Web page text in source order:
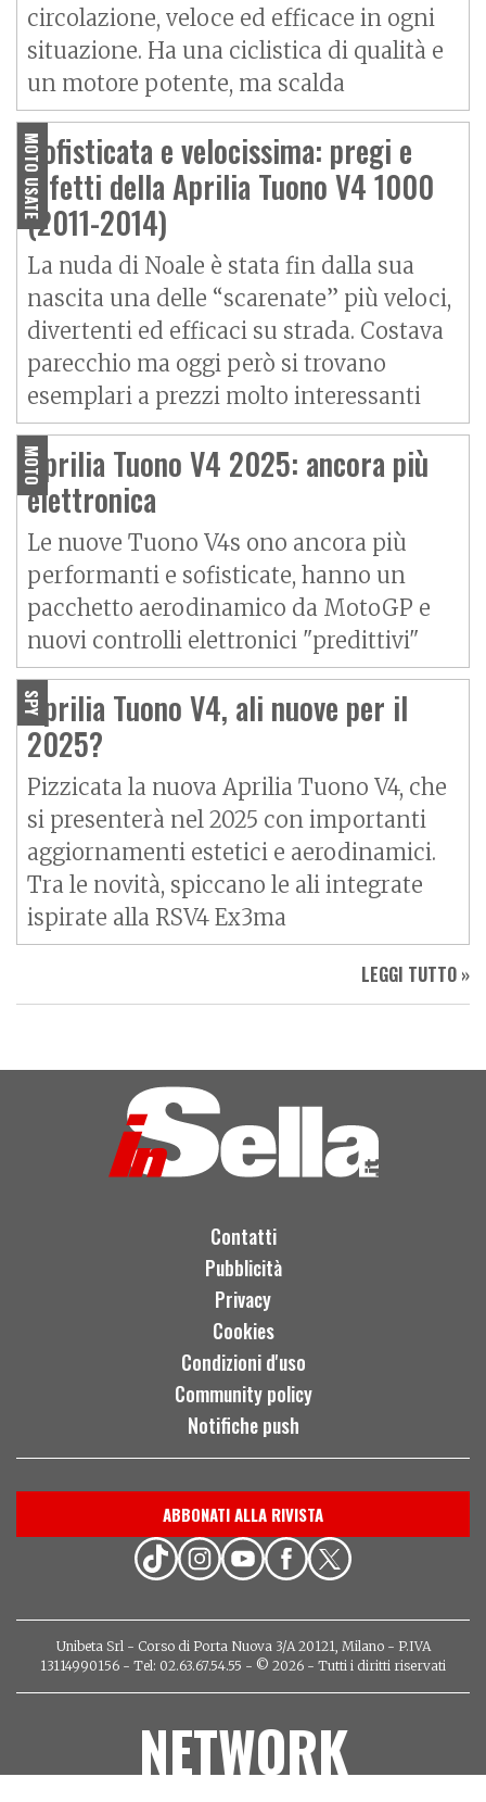
circolazione, veloce ed efficace in ogni
situazione. Ha una ciclistica di qualità e
un motore potente, ma scalda
MOTO USATE
Sofisticata e velocissima: pregi e
difetti della Aprilia Tuono V4 1000
(2011-2014)
La nuda di Noale è stata fin dalla sua
nascita una delle “scarenate” più veloci,
divertenti ed efficaci su strada. Costava
parecchio ma oggi però si trovano
esemplari a prezzi molto interessanti
MOTO
Aprilia Tuono V4 2025: ancora più
elettronica
Le nuove Tuono V4s ono ancora più
performanti e sofisticate, hanno un
pacchetto aerodinamico da MotoGP e
nuovi controlli elettronici "predittivi"
SPY
Aprilia Tuono V4, ali nuove per il
2025?
Pizzicata la nuova Aprilia Tuono V4, che
si presenterà nel 2025 con importanti
aggiornamenti estetici e aerodinamici.
Tra le novità, spiccano le ali integrate
ispirate alla RSV4 Ex3ma
LEGGI TUTTO »
Contatti
Pubblicità
Privacy
Cookies
Condizioni d'uso
Community policy
Notifiche push
ABBONATI ALLA RIVISTA
Unibeta Srl - Corso di Porta Nuova 3/A 20121, Milano - P.IVA
13114990156 - Tel: 02.63.67.54.55 - © 2026 - Tutti i diritti riservati
NETWORK